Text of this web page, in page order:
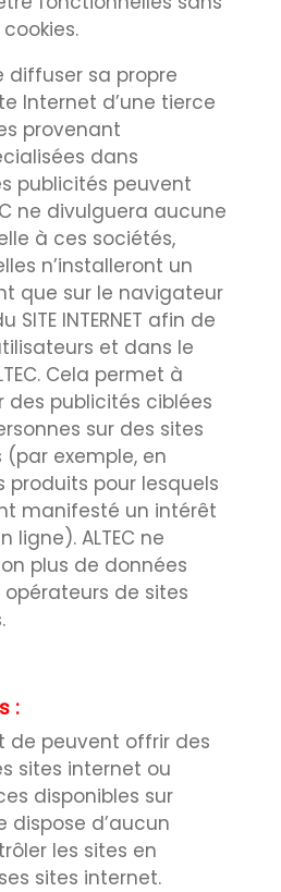
diffuser sa propre
Internet d’une tierce
provenant
dans
publicités peuvent
ne divulguera aucune
à ces sociétés,
n’installeront un
que sur le navigateur
INTERNET afin de
et dans le
Cela permet à
des publicités ciblées
sur des sites
exemple, en
produits pour lesquels
manifesté un intérêt
ligne). ALTEC ne
plus de données
de sites
:
de peuvent offrir des
sites internet ou
disponibles sur
dispose d’aucun
les sites en
sites internet.